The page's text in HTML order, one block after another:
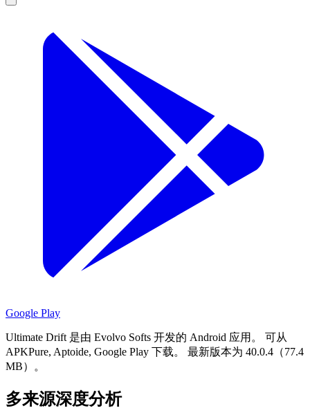
Google Play
Ultimate Drift 是由 Evolvo Softs 开发的 Android 应用。
可从
APKPure, Aptoide, Google Play 下载。
最新版本为 40.0.4（77.4
MB）。
多来源深度分析